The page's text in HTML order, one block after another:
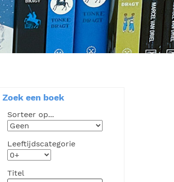
Zoek een boek
Sorteer op...
Leeftijdscategorie
Titel